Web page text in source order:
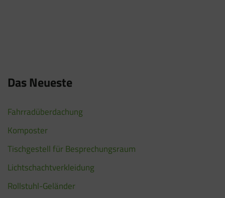
Das Neueste
Fahrradüberdachung
Komposter
Tischgestell für Besprechungsraum
Lichtschachtverkleidung
Rollstuhl-Geländer